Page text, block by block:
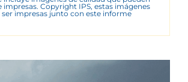
impresas. Copyright IPS, estas imágenes
impresas junto con este informe